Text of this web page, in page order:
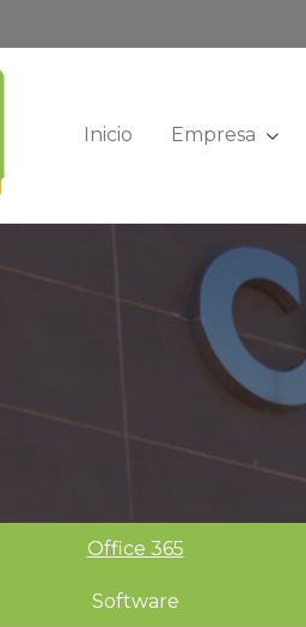
Inicio Empresa
Office 365
Software